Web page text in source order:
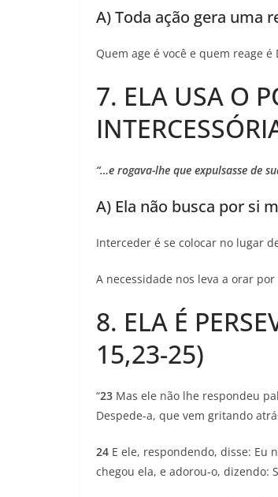
A) Toda ação gera uma
Quem age é você e quem reage é
7. ELA USA O
“…e rogava-lhe que expulsasse de
A) Ela não busca por si
Interceder é se colocar no lugar
A necessidade nos leva a orar
8. ELA É
15,23-25)
“23 Mas ele não lhe respondeu
Despede-a, que vem gritando
24 E ele, respondendo, disse: Eu
chegou ela, e adorou-o, dizendo: